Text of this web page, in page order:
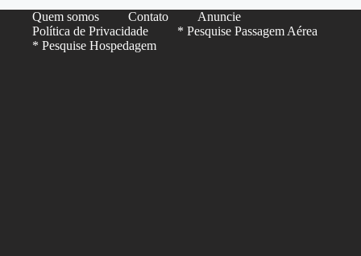
Quem somos Contato
Anuncie
Política de Privacidade
* Pesquise Passagem Aérea
* Pesquise Hospedagem